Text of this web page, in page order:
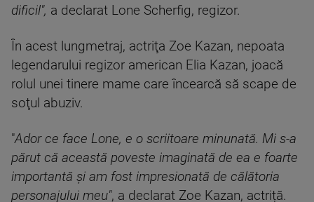
dificil", a declarat Lone Scherfig, regizor.
În acest lungmetraj, actriţa Zoe Kazan, nepoata
legendarului regizor american Elia Kazan, joacă
rolul unei tinere mame care încearcă să scape de
soţul abuziv.
"Ador ce face Lone, e o scriitoare minunată. Mi s-a
părut că această poveste imaginată de ea e foarte
importantă şi am fost impresionată de călătoria
personajului meu", a declarat Zoe Kazan, actriță.